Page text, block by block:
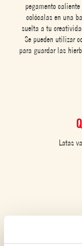
pegamento
colócalas en una
suelta a tu
Se pueden utilizar
para guardar las
Latas